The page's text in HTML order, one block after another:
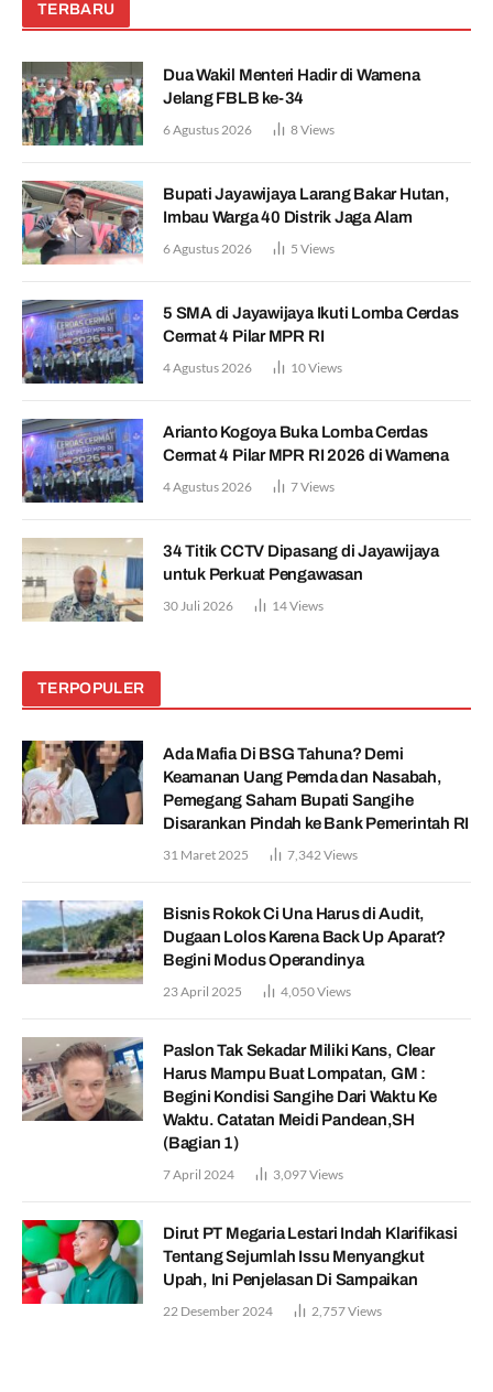
TERBARU
Dua Wakil Menteri Hadir di Wamena
Jelang FBLB ke-34
6 Agustus 2026 8Views
Bupati Jayawijaya Larang Bakar Hutan,
Imbau Warga 40 Distrik Jaga Alam
6 Agustus 2026 5 Views
5 SMA di Jayawijaya Ikuti Lomba Cerdas
Cermat 4 Pilar MPR RI
4 Agustus 2026 10Views
Arianto Kogoya Buka Lomba Cerdas
Cermat 4 Pilar MPR RI 2026 di Wamena
4 Agustus 2026 7Views
34 Titik CCTV Dipasang di Jayawijaya
untuk Perkuat Pengawasan
30 Juli 2026 14Views
TERPOPULER
Ada Mafia Di BSG Tahuna? Demi
Keamanan Uang Pemda dan Nasabah,
Pemegang Saham Bupati Sangihe
Disarankan Pindah ke Bank Pemerintah RI
31 Maret 2025 7,342Views
Bisnis Rokok Ci Una Harus di Audit,
Dugaan Lolos Karena Back Up Aparat?
Begini Modus Operandinya
23 April 2025 4,050Views
Paslon Tak Sekadar Miliki Kans, Clear
Harus Mampu Buat Lompatan, GM :
Begini Kondisi Sangihe Dari Waktu Ke
Waktu. Catatan Meidi Pandean,SH
(Bagian 1)
7 April 2024 3,097Views
Dirut PT Megaria Lestari Indah Klarifikasi
Tentang Sejumlah Issu Menyangkut
Upah, Ini Penjelasan Di Sampaikan
22 Desember 2024 2,757Views